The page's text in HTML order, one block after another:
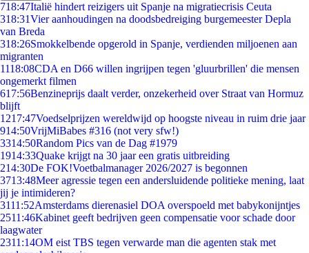
718:47Italië hindert reizigers uit Spanje na migratiecrisis Ceuta
318:31Vier aanhoudingen na doodsbedreiging burgemeester Depla
van Breda
318:26Smokkelbende opgerold in Spanje, verdienden miljoenen aan
migranten
1118:08CDA en D66 willen ingrijpen tegen 'gluurbrillen' die mensen
ongemerkt filmen
617:56Benzineprijs daalt verder, onzekerheid over Straat van Hormuz
blijft
1217:47Voedselprijzen wereldwijd op hoogste niveau in ruim drie jaar
914:50VrijMiBabes #316 (not very sfw!)
3314:50Random Pics van de Dag #1979
1914:33Quake krijgt na 30 jaar een gratis uitbreiding
214:30De FOK!Voetbalmanager 2026/2027 is begonnen
3713:48Meer agressie tegen een andersluidende politieke mening, laat
jij je intimideren?
3111:52Amsterdams dierenasiel DOA overspoeld met babykonijntjes
2511:46Kabinet geeft bedrijven geen compensatie voor schade door
laagwater
2311:14OM eist TBS tegen verwarde man die agenten stak met